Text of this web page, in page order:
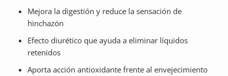
Mejora la digestión y reduce la sensación de
hinchazón
Efecto diurético que ayuda a eliminar líquidos
retenidos
Aporta acción antioxidante frente al envejecimiento